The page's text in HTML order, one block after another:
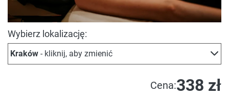
Wybierz lokalizację:
Kraków - kliknij, aby zmienić
Cena:338 zł